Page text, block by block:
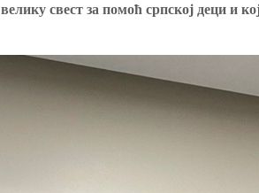
свест за помоћ српској деци и